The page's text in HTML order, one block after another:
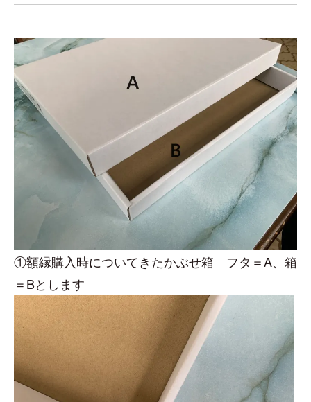
①額縁購入時についてきたかぶせ箱 フタ＝A、箱
＝Bとします